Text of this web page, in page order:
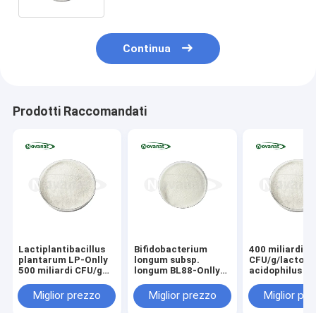
Continua
Prodotti Raccomandati
Lactiplantibacillus
plantarum LP-Onlly
500 miliardi CFU/g
allergeni/Senza
glutine/Senza
Miglior prezzo
Bifidobacterium
longum subsp.
longum BL88-Onlly
Vegano/Senza
allergeni/Senza
Miglior prezzo
400 miliardi di
CFU/g/
acidophilus
Miglior